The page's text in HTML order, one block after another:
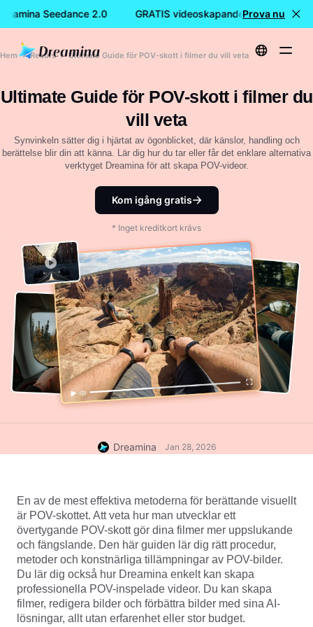
Seedance 2.0 GRATIS videoskapande med
Prova nu
Hem Resurs Ultimate Guide för POV-skott i filmer du vill veta
Ultimate Guide för POV-skott i filmer du
vill veta
Synvinkeln sätter dig i hjärtat av ögonblicket, där känslor, handling och
berättelse blir din att känna. Lär dig hur du tar eller får det enklare alternativa
verktyget Dreamina för att skapa POV-videor.
Kom igång gratis
* Inget kreditkort krävs
Dreamina Jan 28, 2026
En av de mest effektiva metoderna för berättande visuellt
är POV-skottet. Att veta hur man utvecklar ett
övertygande POV-skott gör dina filmer mer uppslukande
och fängslande. Den här guiden lär dig rätt procedur,
metoder och konstnärliga tillämpningar av POV-bilder.
Du lär dig också hur Dreamina enkelt kan skapa
professionella POV-inspelade videor. Du kan skapa
filmer, redigera bilder och förbättra bilder med sina AI-
lösningar, allt utan erfarenhet eller stor budget.